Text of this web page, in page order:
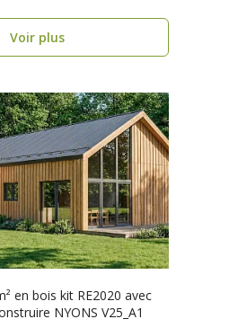
Voir plus
en bois kit RE2020 avec
permis de construire NYONS V25_A1